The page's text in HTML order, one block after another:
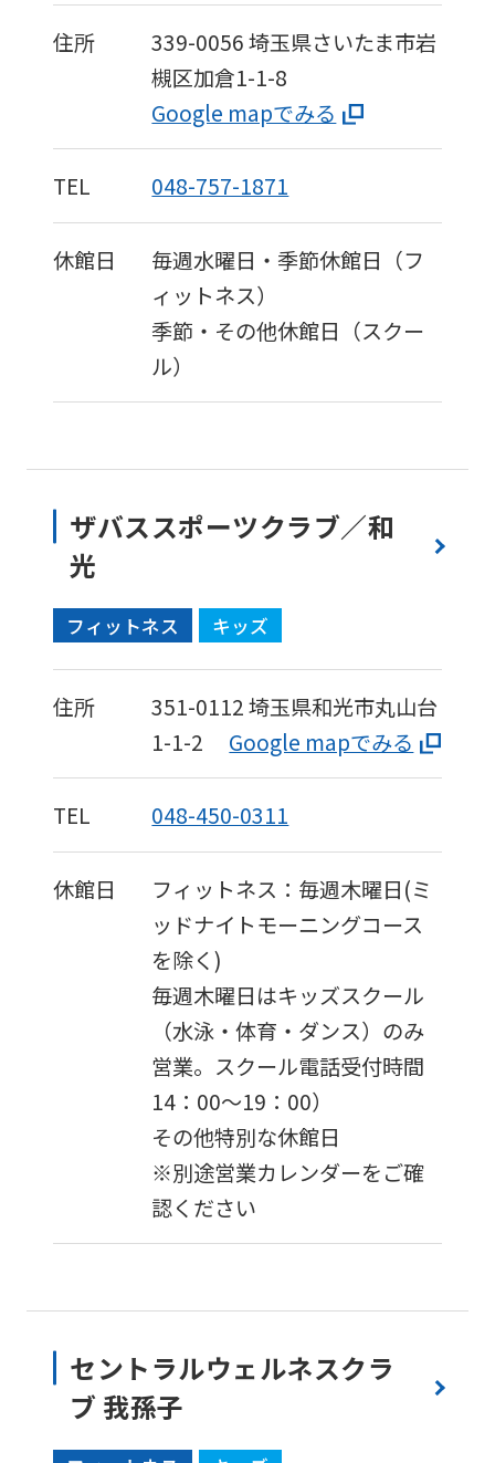
住所 339-0056埼玉県さいたま市岩
槻区加倉1-1-8
Google mapでみる
TEL 048-757-1871
休館日
毎週水曜日・季節休館日（フ
ィットネス）
季節・その他休館日（スクー
ル）
ザバススポーツクラブ／和
光
フィットネス キッズ
住所 351-0112埼玉県和光市丸山台
1-1-2
Google mapでみる
TEL 048-450-0311
休館日
フィットネス：毎週木曜日(ミ
ッドナイトモーニングコース
を除く)
毎週木曜日はキッズスクール
（水泳・体育・ダンス）のみ
営業。スクール電話受付時間
14：00～19：00）
その他特別な休館日
※別途営業カレンダーをご確
認ください
セントラルウェルネスクラ
ブ 我孫子